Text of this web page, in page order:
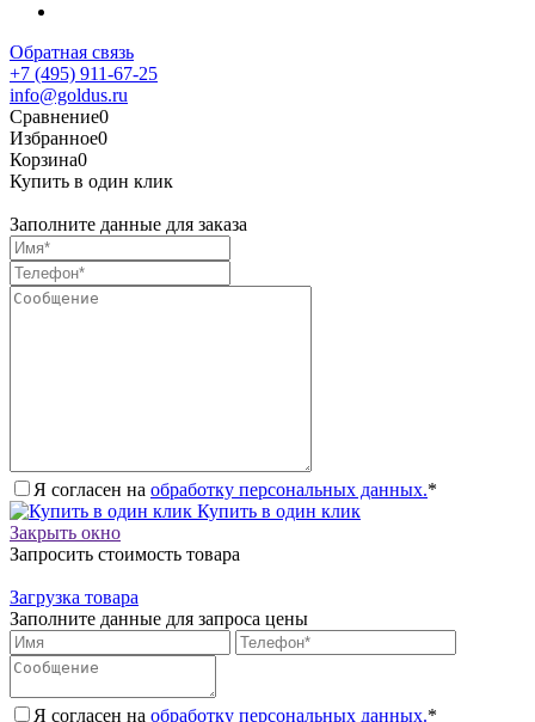
Обратная связь
+7 (495) 911-67-25
info@goldus.ru
Сравнение0
Избранное0
Корзина0
Купить в один клик
Заполните данные для заказа
Я согласен на обработку персональных данных.*
Купить в один клик
Закрыть окно
Запросить стоимость товара
Загрузка товара
Заполните данные для запроса цены
Я согласен на обработку персональных данных.*